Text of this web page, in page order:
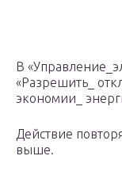
В
«Разрешить_
экономии_
Действие
выше.